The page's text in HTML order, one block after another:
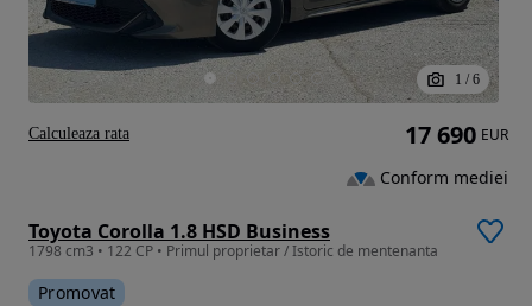
1 / 6
Toyota Corolla 1.8 HSD Business
1798 cm3 • 122 CP • Primul proprietar / Istoric de mentenanta
Promovat
17 690 EUR
Conform mediei
Calculeaza rata